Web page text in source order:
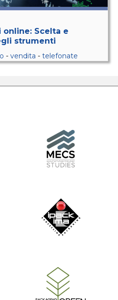
Scelta e
strumenti
- vendita - telefonate